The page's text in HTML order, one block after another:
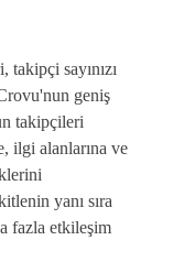
sayınızı
geniş
takipçileri
ilgi alanlarına ve
yanı sıra
fazla etkileşim